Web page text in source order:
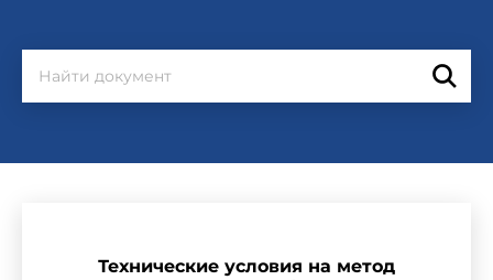
Технические условия на метод